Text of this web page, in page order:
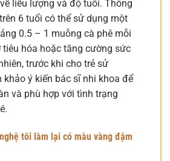
liều lượng và độ tuổi. Thông
6 tuổi có thể sử dụng một
0.5 – 1 muỗng cà phê mỗi
tiêu hóa hoặc tăng cường sức
trước khi cho trẻ sử
khảo ý kiến bác sĩ nhi khoa để
và phù hợp với tình trạng
tôi làm lại có màu vàng đậm